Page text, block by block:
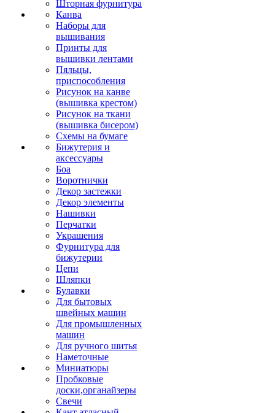
Шторная фурнитура
Канва
Наборы для
вышивания
Принты для
вышивки лентами
Пяльцы,
приспособления
Рисунок на канве
(вышивка крестом)
Рисунок на ткани
(вышивка бисером)
Схемы на бумаге
Бижутерия и
аксессуары
Боа
Воротнички
Декор застежки
Декор элементы
Нашивки
Перчатки
Украшения
Фурнитура для
бижутерии
Цепи
Шляпки
Булавки
Для бытовых
швейных машин
Для промышленных
машин
Для ручного шитья
Наметочные
Миниатюры
Пробковые
доски,органайзеры
Свечи